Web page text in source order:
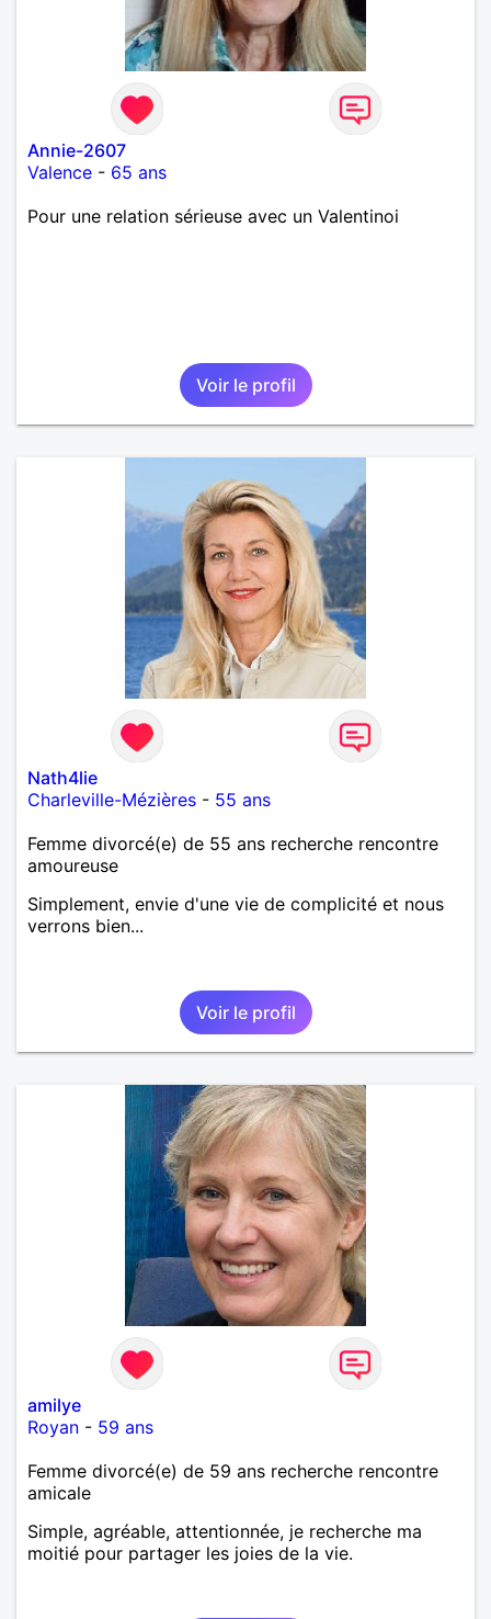
Annie-2607
Valence - 65 ans
Pour une relation sérieuse avec un Valentinoi
Voir le profil
Nath4lie
Charleville-Mézières - 55 ans
Femme divorcé(e) de 55 ans recherche rencontre
amoureuse
Simplement, envie d'une vie de complicité et nous
verrons bien...
Voir le profil
amilye
Royan - 59 ans
Femme divorcé(e) de 59 ans recherche rencontre
amicale
Simple, agréable, attentionnée, je recherche ma
moitié pour partager les joies de la vie.